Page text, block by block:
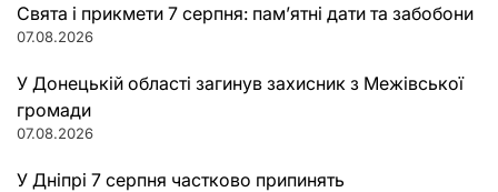
Свята і прикмети 7 серпня: пам’ятні дати та забобони
07.08.2026
У Донецькій області загинув захисник з Межівської
громади
07.08.2026
У Дніпрі 7 серпня частково припинять